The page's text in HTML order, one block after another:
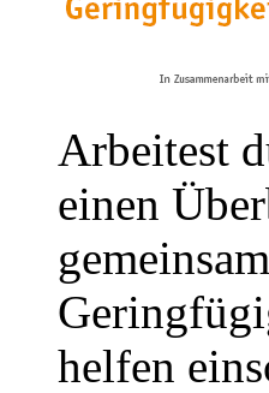
Arbeitest
einen
helfen